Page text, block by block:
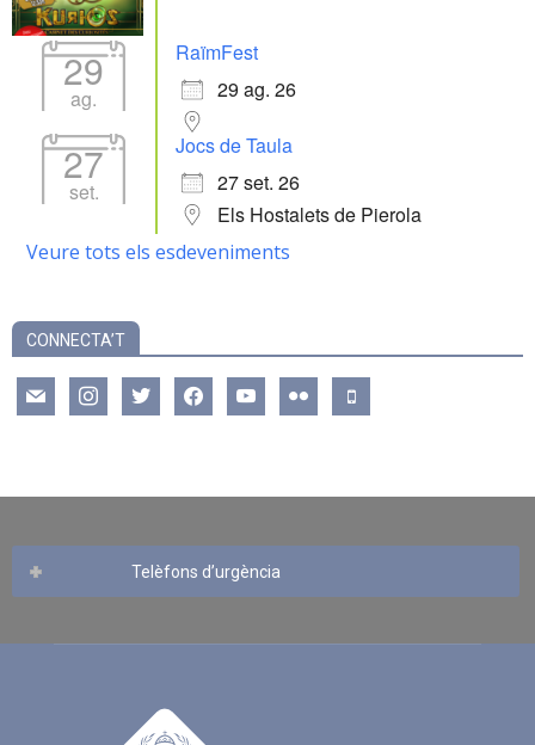
29
ag.
RaïmFest
29 ag. 26
27
set.
Jocs de Taula
27 set. 26
Els Hostalets de Pierola
Veure tots els esdeveniments
CONNECTA’T
mail instagramtwitter facebookyoutube flickr mobile
Telèfons d’urgència